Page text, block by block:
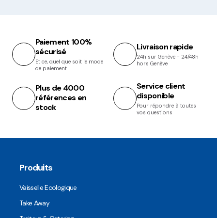
Paiement 100%
sécurisé
Et ce, quel que soit le mode
de paiement
Livraison rapide
24h sur Genève - 24/48h
hors Genève
Plus de 4000
références en
stock
Service client
disponible
Pour répondre à toutes
vos questions
Produits
Vaisselle Ecologique
Take Away